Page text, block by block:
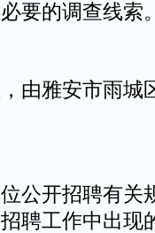
要的调查线索
由雅安市雨城
公开招聘有关
聘工作中出现